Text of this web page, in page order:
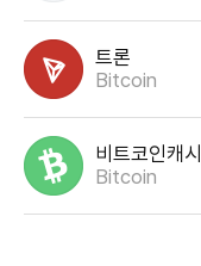
트론
Bitcoin
비트코인캐시
Bitcoin